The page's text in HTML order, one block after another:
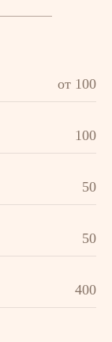
от 100
100
50
50
400